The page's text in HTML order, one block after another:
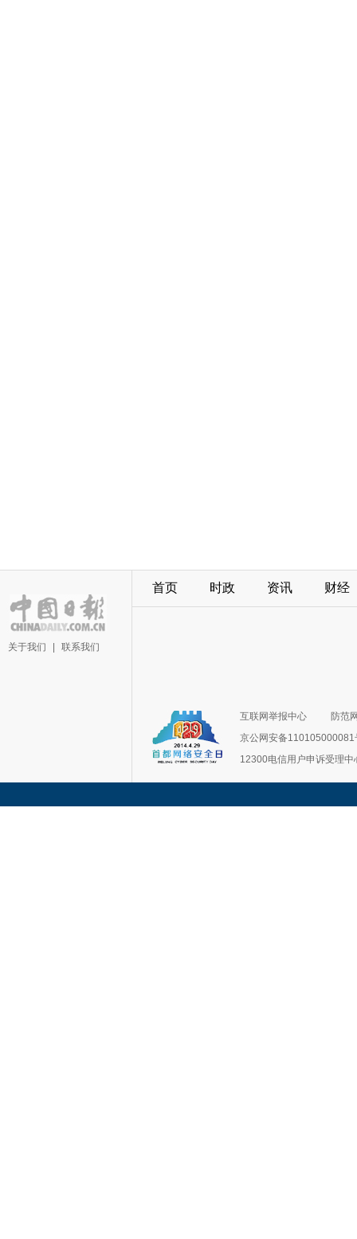
关于我们 联系我们
首页 时政 资讯 财经
互联网举报中心
防范
京公网安备110105000081
12300电信用户申诉受理中